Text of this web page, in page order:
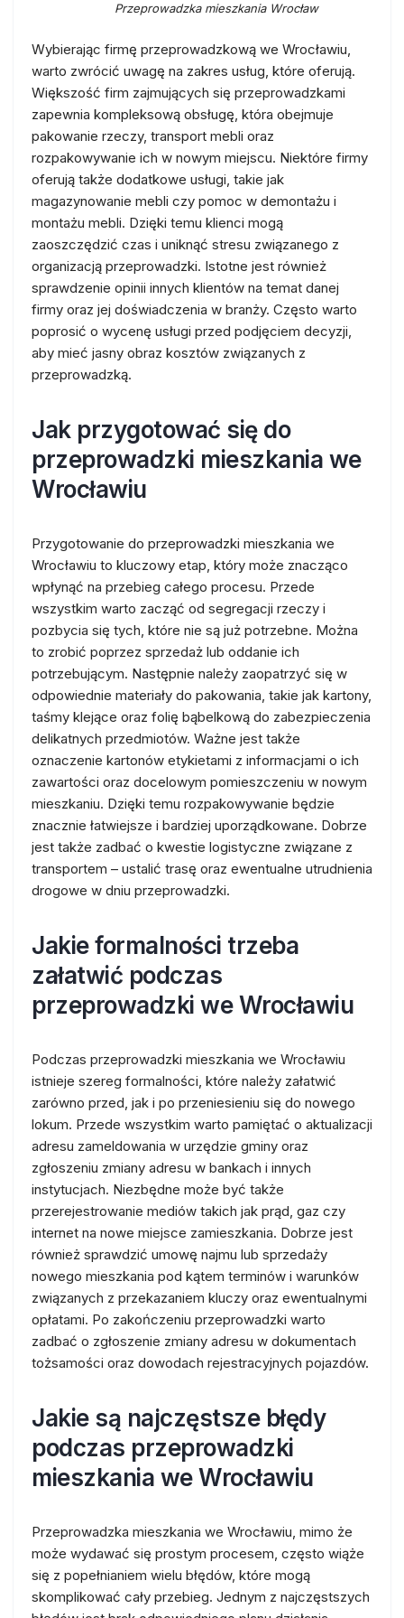
Przeprowadzka mieszkania Wrocław
Wybierając firmę przeprowadzkową we Wrocławiu,
warto zwrócić uwagę na zakres usług, które oferują.
Większość firm zajmujących się przeprowadzkami
zapewnia kompleksową obsługę, która obejmuje
pakowanie rzeczy, transport mebli oraz
rozpakowywanie ich w nowym miejscu. Niektóre firmy
oferują także dodatkowe usługi, takie jak
magazynowanie mebli czy pomoc w demontażu i
montażu mebli. Dzięki temu klienci mogą
zaoszczędzić czas i uniknąć stresu związanego z
organizacją przeprowadzki. Istotne jest również
sprawdzenie opinii innych klientów na temat danej
firmy oraz jej doświadczenia w branży. Często warto
poprosić o wycenę usługi przed podjęciem decyzji,
aby mieć jasny obraz kosztów związanych z
przeprowadzką.
Jak przygotować się do
przeprowadzki mieszkania we
Wrocławiu
Przygotowanie do przeprowadzki mieszkania we
Wrocławiu to kluczowy etap, który może znacząco
wpłynąć na przebieg całego procesu. Przede
wszystkim warto zacząć od segregacji rzeczy i
pozbycia się tych, które nie są już potrzebne. Można
to zrobić poprzez sprzedaż lub oddanie ich
potrzebującym. Następnie należy zaopatrzyć się w
odpowiednie materiały do pakowania, takie jak kartony,
taśmy klejące oraz folię bąbelkową do zabezpieczenia
delikatnych przedmiotów. Ważne jest także
oznaczenie kartonów etykietami z informacjami o ich
zawartości oraz docelowym pomieszczeniu w nowym
mieszkaniu. Dzięki temu rozpakowywanie będzie
znacznie łatwiejsze i bardziej uporządkowane. Dobrze
jest także zadbać o kwestie logistyczne związane z
transportem – ustalić trasę oraz ewentualne utrudnienia
drogowe w dniu przeprowadzki.
Jakie formalności trzeba
załatwić podczas
przeprowadzki we Wrocławiu
Podczas przeprowadzki mieszkania we Wrocławiu
istnieje szereg formalności, które należy załatwić
zarówno przed, jak i po przeniesieniu się do nowego
lokum. Przede wszystkim warto pamiętać o aktualizacji
adresu zameldowania w urzędzie gminy oraz
zgłoszeniu zmiany adresu w bankach i innych
instytucjach. Niezbędne może być także
przerejestrowanie mediów takich jak prąd, gaz czy
internet na nowe miejsce zamieszkania. Dobrze jest
również sprawdzić umowę najmu lub sprzedaży
nowego mieszkania pod kątem terminów i warunków
związanych z przekazaniem kluczy oraz ewentualnymi
opłatami. Po zakończeniu przeprowadzki warto
zadbać o zgłoszenie zmiany adresu w dokumentach
tożsamości oraz dowodach rejestracyjnych pojazdów.
Jakie są najczęstsze błędy
podczas przeprowadzki
mieszkania we Wrocławiu
Przeprowadzka mieszkania we Wrocławiu, mimo że
może wydawać się prostym procesem, często wiąże
się z popełnianiem wielu błędów, które mogą
skomplikować cały przebieg. Jednym z najczęstszych